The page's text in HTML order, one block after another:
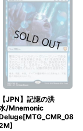
【JPN】記憶の洪
/Mnemonic